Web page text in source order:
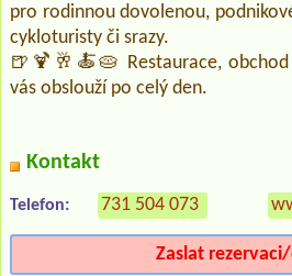
pro rodinnou dovolenou,
cykloturisty či srazy.
🍺🍹🥂🍝🥧 Restaurace,
vás obslouží po celý den.
Kontakt
Telefon: 731 504 073
Zaslat